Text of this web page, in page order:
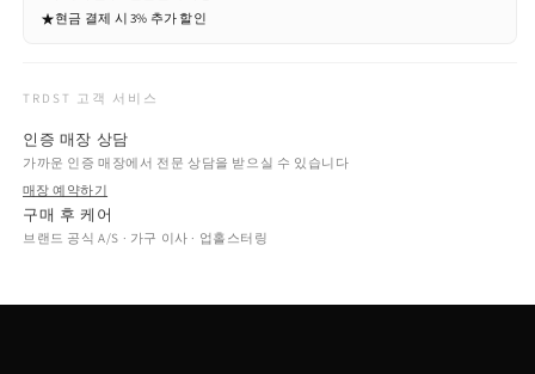
★현금 결제 시 3% 추가 할인
TRDST 고객 서비스
인증 매장 상담
가까운 인증 매장에서 전문 상담을 받으실 수 있습니다
매장 예약하기
구매 후 케어
브랜드 공식 A/S · 가구 이사 · 업홀스터링